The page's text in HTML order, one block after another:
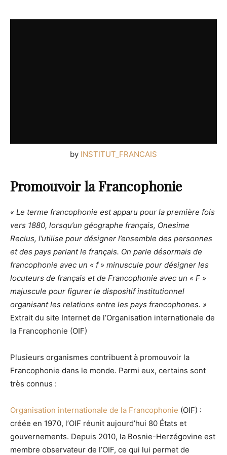
by INSTITUT_FRANCAIS
Promouvoir la Francophonie
« Le terme francophonie est apparu pour la première fois
vers 1880, lorsqu’un géographe français, Onesime
Reclus, l’utilise pour désigner l’ensemble des personnes
et des pays parlant le français. On parle désormais de
francophonie avec un « f » minuscule pour désigner les
locuteurs de français et de Francophonie avec un « F »
majuscule pour figurer le dispositif institutionnel
organisant les relations entre les pays francophones. »
Extrait du site Internet de l’Organisation internationale de
la Francophonie (OIF)
Plusieurs organismes contribuent à promouvoir la
Francophonie dans le monde. Parmi eux, certains sont
très connus :
Organisation internationale de la Francophonie (OIF) :
créée en 1970, l’OIF réunit aujourd’hui 80 États et
gouvernements. Depuis 2010, la Bosnie-Herzégovine est
membre observateur de l’OIF, ce qui lui permet de